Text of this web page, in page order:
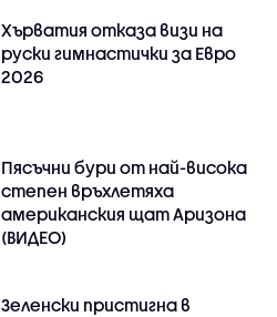
Хърватия отказа визи на
руски гимнастички за Евро
2026
Пясъчни бури от най-висока
степен връхлетяха
американския щат Аризона
(ВИДЕО)
Зеленски пристигна в